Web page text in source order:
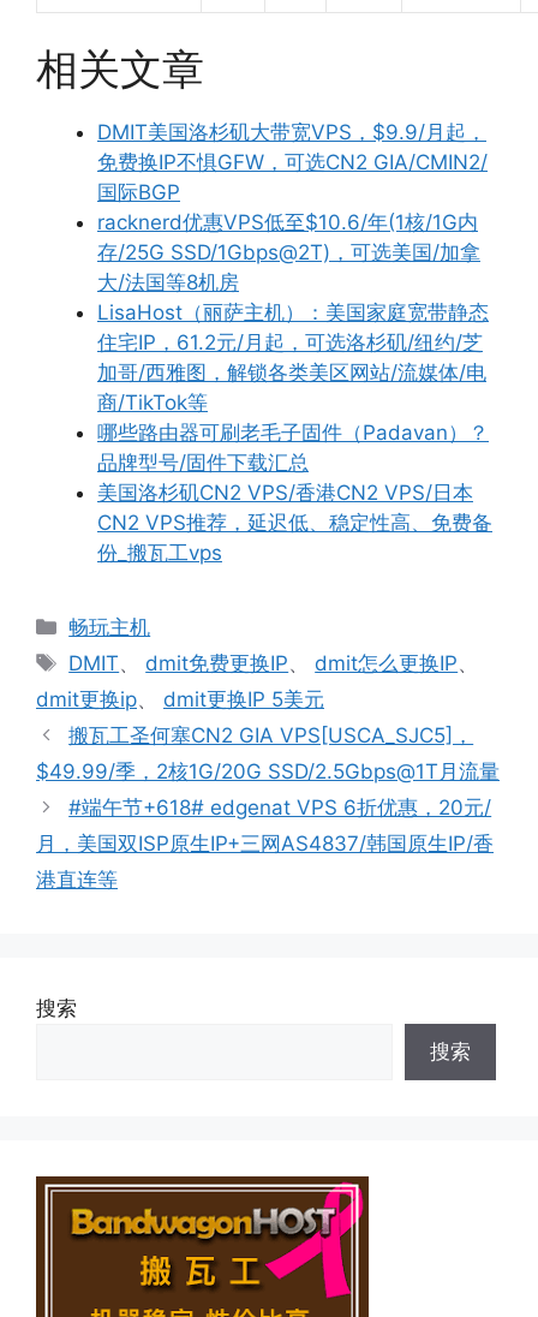
相关文章
DMIT美国洛杉矶大带宽VPS，$9.9/月起，
免费换IP不惧GFW，可选CN2 GIA/CMIN2/
国际BGP
racknerd优惠VPS低至$10.6/年(1核/1G内
存/25G SSD/1Gbps@2T)，可选美国/加拿
大/法国等8机房
LisaHost（丽萨主机）：美国家庭宽带静态
住宅IP，61.2元/月起，可选洛杉矶/纽约/芝
加哥/西雅图，解锁各类美区网站/流媒体/电
商/TikTok等
哪些路由器可刷老毛子固件（Padavan）？
品牌型号/固件下载汇总
美国洛杉矶CN2 VPS/香港CN2 VPS/日本
CN2 VPS推荐，延迟低、稳定性高、免费备
份_搬瓦工vps
分
类
畅玩主机
标
签
DMIT、 dmit免费更换IP、 dmit怎么更换IP、
dmit更换ip、 dmit更换IP 5美元
搬瓦工圣何塞CN2 GIA VPS[USCA_SJC5]，
$49.99/季，2核1G/20G SSD/2.5Gbps@1T月流量
#端午节+618# edgenat VPS 6折优惠，20元/
月，美国双ISP原生IP+三网AS4837/韩国原生IP/香
港直连等
搜索
搜索